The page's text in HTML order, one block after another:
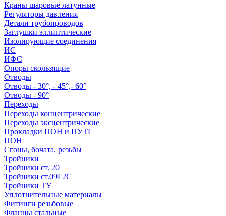
Краны шаровые латунные
Регуляторы давления
Детали трубопроводов
Заглушки эллиптические
Изолирующие соединения
ИС
ИФС
Опоры скользящие
Отводы
Отводы - 30°, - 45°,- 60°
Отводы - 90°
Переходы
Переходы концентрические
Переходы эксцентрические
Прокладки ПОН и ПУТГ
ПОН
Сгоны, бочата, резьбы
Тройники
Тройники ст. 20
Тройники ст.09Г2С
Тройники ТУ
Уплотнительные материалы
Фитинги резьбовые
Фланцы стальные